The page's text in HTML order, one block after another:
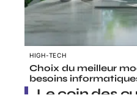
HIGH-TECH
Choix du meilleur
besoins
Le coin des